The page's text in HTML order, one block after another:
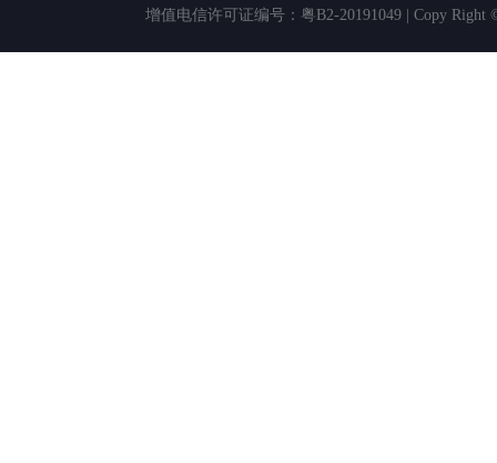
增值电信许可证编号：粤B2-20191049 | Copy